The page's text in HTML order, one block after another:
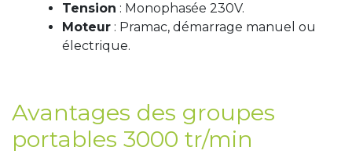
Tension : Monophasée 230V.
Moteur : Pramac, démarrage manuel ou
électrique.
Avantages des groupes
portables 3000 tr/min